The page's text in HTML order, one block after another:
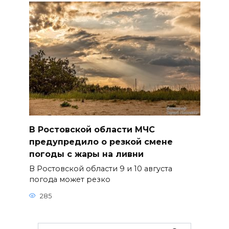
В Ростовской области МЧС
предупредило о резкой смене
погоды с жары на ливни
В Ростовской области 9 и 10 августа
погода может резко
285